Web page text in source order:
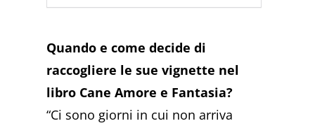
Quando e come decide di
raccogliere le sue vignette nel
libro Cane Amore e Fantasia?
“Ci sono giorni in cui non arriva